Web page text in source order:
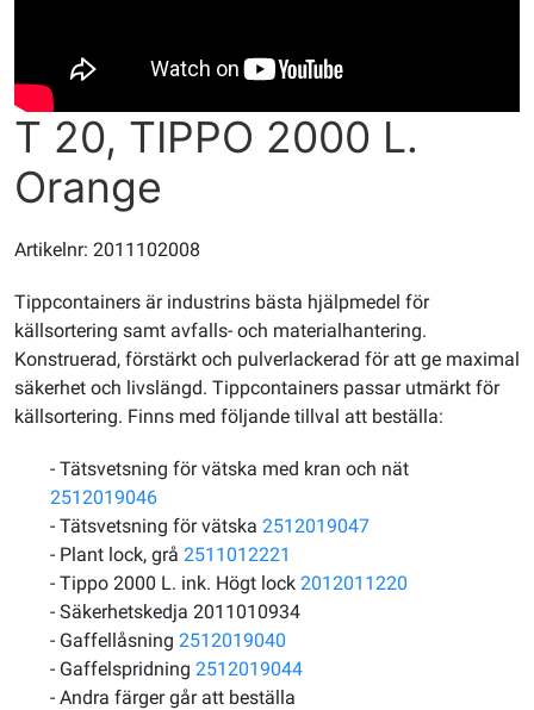
T 20, TIPPO 2000 L.
Orange
Artikelnr: 2011102008
Tippcontainers är industrins bästa hjälpmedel för
källsortering samt avfalls- och materialhantering.
Konstruerad, förstärkt och pulverlackerad för att ge maximal
säkerhet och livslängd. Tippcontainers passar utmärkt för
källsortering. Finns med följande tillval att beställa:
- Tätsvetsning för vätska med kran och nät
2512019046
- Tätsvetsning för vätska 2512019047
- Plant lock, grå 2511012221
- Tippo 2000 L. ink. Högt lock 2012011220
- Säkerhetskedja 2011010934
- Gaffellåsning 2512019040
- Gaffelspridning 2512019044
- Andra färger går att beställa